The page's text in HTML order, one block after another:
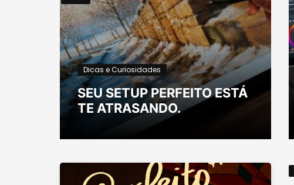
Dicas e Curiosidades
SEU SETUP PERFEITO ESTÁ
TE ATRASANDO.